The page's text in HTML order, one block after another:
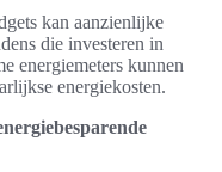
kan aanzienlijke
die investeren in
energiemeters kunnen
energiekosten.